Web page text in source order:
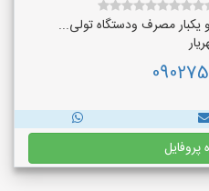
یکبار مصرف ودستگاه تولی...